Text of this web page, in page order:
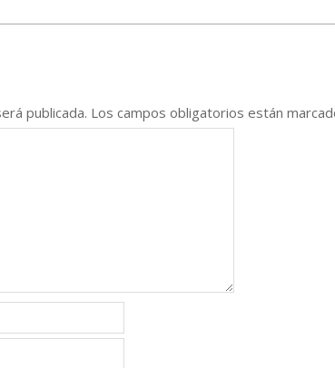
publicada. Los campos obligatorios están